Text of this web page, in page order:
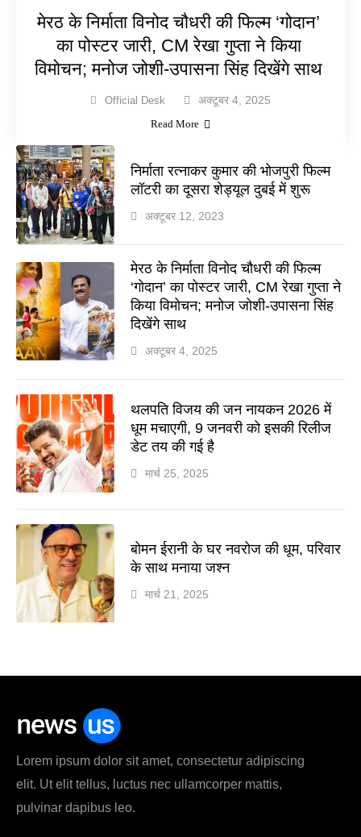
मेरठ के निर्माता विनोद चौधरी की फिल्म ‘गोदान’
का पोस्टर जारी, CM रेखा गुप्ता ने किया
विमोचन; मनोज जोशी-उपासना सिंह दिखेंगे साथ
Official Desk अक्टूबर 4, 2025
Read More
निर्माता रत्नाकर कुमार की भोजपुरी फिल्म
लॉटरी का दूसरा शेड्यूल दुबई में शुरू
अक्टूबर 12, 2023
मेरठ के निर्माता विनोद चौधरी की फिल्म
‘गोदान’ का पोस्टर जारी, CM रेखा गुप्ता ने
किया विमोचन; मनोज जोशी-उपासना सिंह
दिखेंगे साथ
अक्टूबर 4, 2025
थलपति विजय की जन नायकन 2026 में
धूम मचाएगी, 9 जनवरी को इसकी रिलीज
डेट तय की गई है
मार्च 25, 2025
बोमन ईरानी के घर नवरोज की धूम, परिवार
के साथ मनाया जश्न
मार्च 21, 2025
Lorem ipsum dolor sit amet, consectetur adipiscing
elit. Ut elit tellus, luctus nec ullamcorper mattis,
pulvinar dapibus leo.